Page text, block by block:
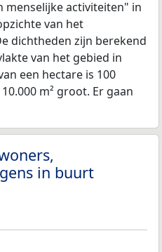
menselijke activiteiten" in
van het
dichtheden zijn berekend
van het gebied in
een hectare is 100
m² groot. Er gaan
in buurt